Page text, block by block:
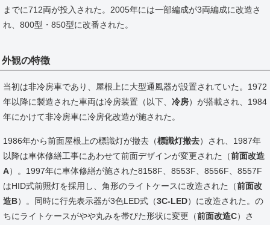
までに712両が投入された。2005年には一部編成が3両編成に改造さ
れ、800型・850型に改番された。
外観の特徴
当初は非冷房車であり、屋根上に大型通風器が設置されていた。1972
年以降に製造された車両は冷房装置（以下、 冷房）が搭載され、1984
年にかけて非冷房車に冷房化改造が施された。
1986年から前面屋根上の標識灯が撤去（標識灯撤去）され、1987年
以降は車体修繕工事にあわせて前面デザインが変更された（前面改造
A）。1997年に車体修繕が施された8158F、8553F、8556F、8557F
はHID式前照灯を採用し、角形のライトケースに改造された（前面改
造B）。同時に行先表示器が3色LED式（3C-LED）に改造された。の
ちにライトケースがやや丸みを帯びた形状に変更（前面改造C）さ